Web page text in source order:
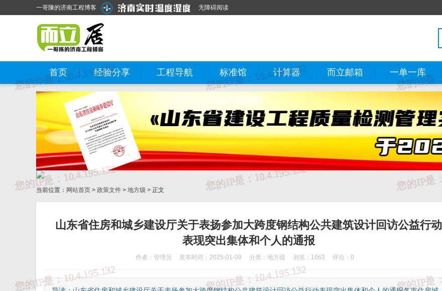
一哥陳的济南工程博客 无障碍阅读
首页 经验分享 工程导航 标准馆 计算器 而立邮箱 一单一库
当前位置： 网站首页 > 政策文件 > 地方级 > 正文
山东省住房和城乡建设厅关于表扬参加大跨度钢结构公共建筑设计回访公益行动
表现突出集体和个人的通报
作者：管理员 发布时间：2025-01-09 分类： 地方级 浏览：1063 评论：0